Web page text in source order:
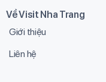
Về Visit Nha Trang
Giới thiệu
Liên hệ